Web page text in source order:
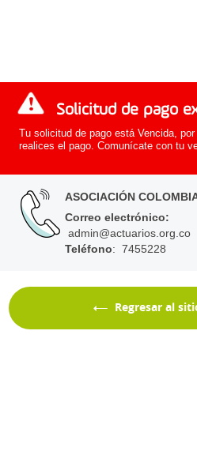
Solicitud de pago
Tu solicitud de pago está Vencida,
realices el pago. Comunícate con tu
ASOCIACIÓN
Correo electrónico:
admin@actuarios.org.co
Teléfono: 7455228
Regresar al